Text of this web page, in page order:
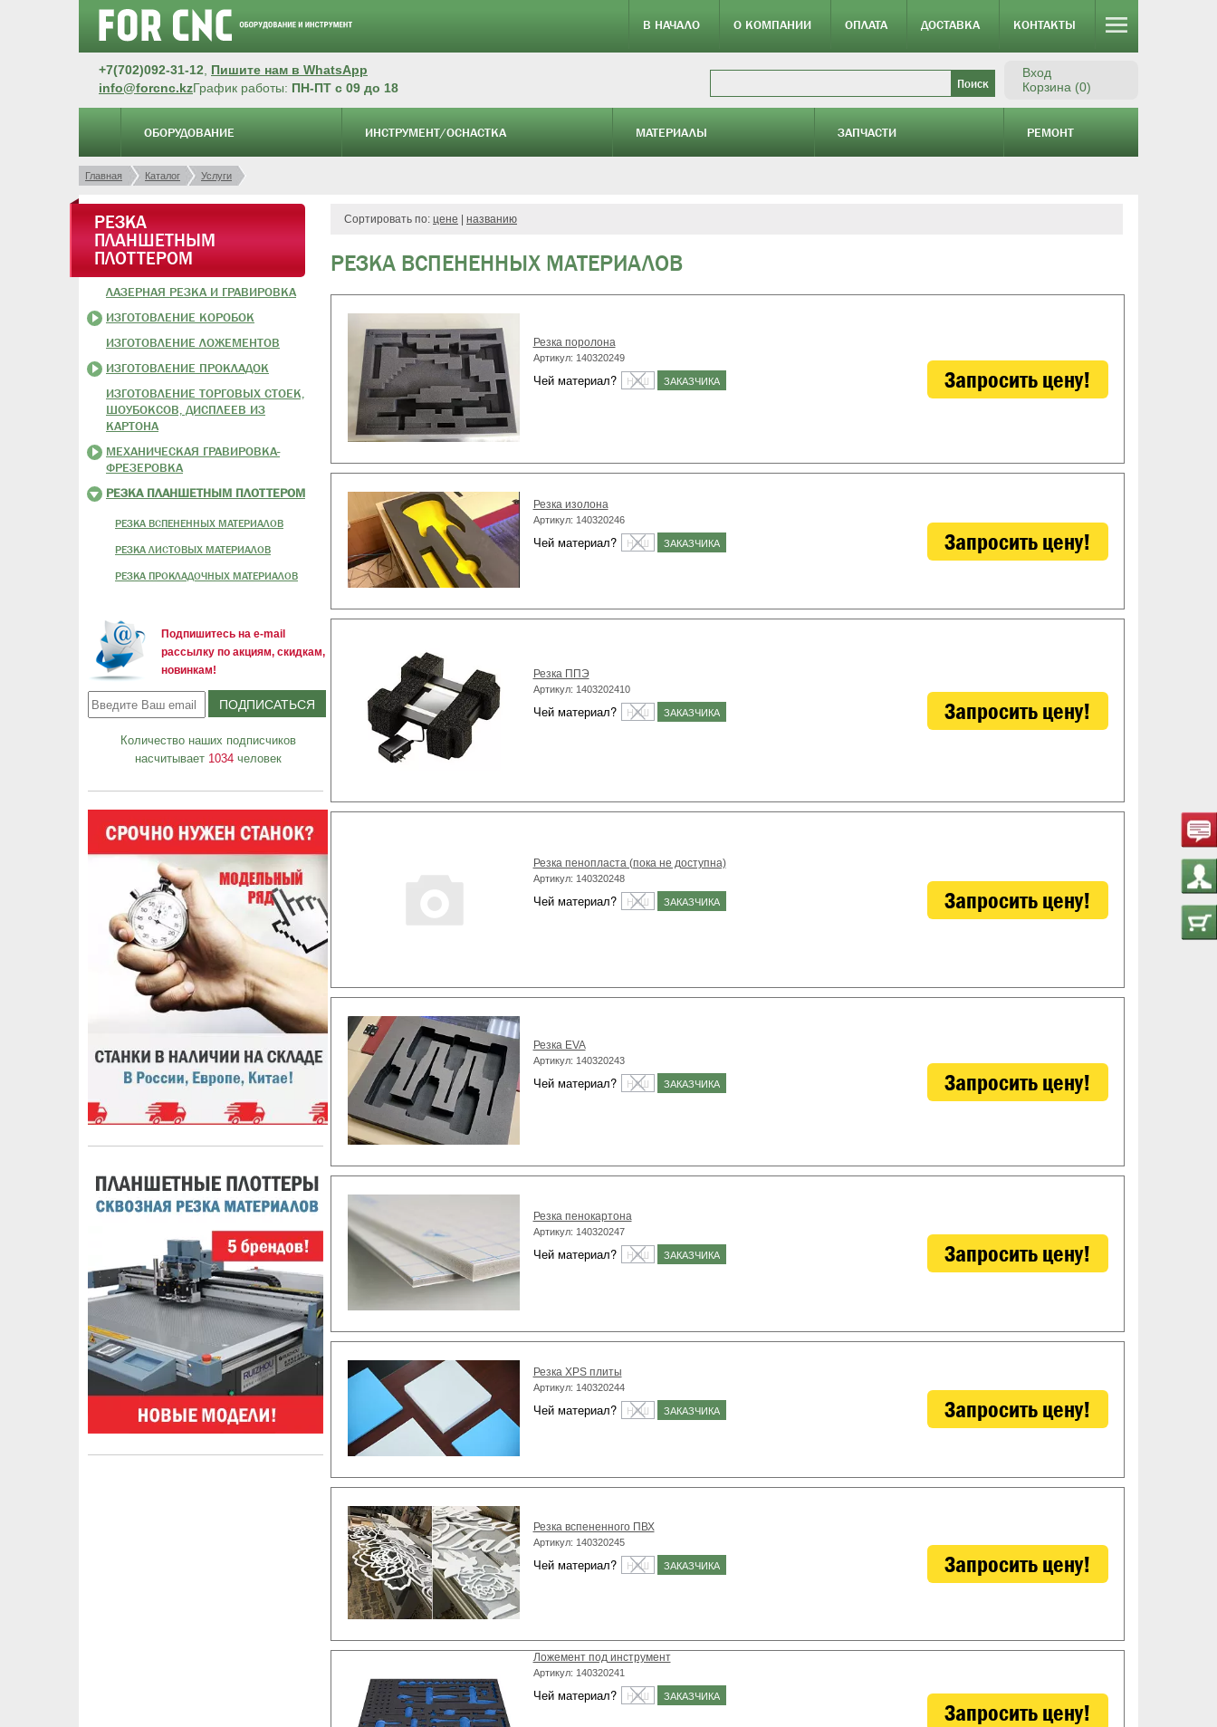
В НАЧАЛО О КОМПАНИИ ОПЛАТА ДОСТАВКА КОНТАКТЫ
+7(702)092-31-12
Пишите нам в WhatsApp
info@forcnc.kzГрафик работы: ПН-ПТ с 09 до 18
Вход
Корзина (0)
ОБОРУДОВАНИЕ ИНСТРУМЕНТ/ОСНАСТКА МАТЕРИАЛЫ ЗАПЧАСТИ РЕМОНТ
Главная Каталог Услуги
РЕЗКА
ПЛАНШЕТНЫМ
ПЛОТТЕРОМ
ЛАЗЕРНАЯ РЕЗКА И ГРАВИРОВКА
ИЗГОТОВЛЕНИЕ КОРОБОК
ИЗГОТОВЛЕНИЕ ЛОЖЕМЕНТОВ
ИЗГОТОВЛЕНИЕ ПРОКЛАДОК
ИЗГОТОВЛЕНИЕ ТОРГОВЫХ СТОЕК,
ШОУБОКСОВ, ДИСПЛЕЕВ ИЗ
КАРТОНА
МЕХАНИЧЕСКАЯ ГРАВИРОВКА-
ФРЕЗЕРОВКА
РЕЗКА ПЛАНШЕТНЫМ ПЛОТТЕРОМ
РЕЗКА ВСПЕНЕННЫХ МАТЕРИАЛОВ
РЕЗКА ЛИСТОВЫХ МАТЕРИАЛОВ
РЕЗКА ПРОКЛАДОЧНЫХ МАТЕРИАЛОВ
Подпишитесь на e-mail
рассылку по акциям, скидкам,
новинкам!
Количество наших подписчиков
насчитывает 1034человек
Сортировать по: цене названию
РЕЗКА ВСПЕНЕННЫХ МАТЕРИАЛОВ
Резка поролона
Артикул: 140320249
Чей материал? НАШ ЗАКАЗЧИКА Запросить цену!
Резка изолона
Артикул: 140320246
Чей материал? НАШ ЗАКАЗЧИКА Запросить цену!
Резка ППЭ
Артикул: 1403202410
Чей материал? НАШ ЗАКАЗЧИКА Запросить цену!
Резка пенопласта (пока не доступна)
Артикул: 140320248
Чей материал? НАШ ЗАКАЗЧИКА Запросить цену!
Резка EVA
Артикул: 140320243
Чей материал? НАШ ЗАКАЗЧИКА Запросить цену!
Резка пенокартона
Артикул: 140320247
Чей материал? НАШ ЗАКАЗЧИКА Запросить цену!
Резка XPS плиты
Артикул: 140320244
Чей материал? НАШ ЗАКАЗЧИКА Запросить цену!
Резка вспененного ПВХ
Артикул: 140320245
Чей материал? НАШ ЗАКАЗЧИКА Запросить цену!
Ложемент под инструмент
Артикул: 140320241
Чей материал? НАШ ЗАКАЗЧИКА
Запросить цену!